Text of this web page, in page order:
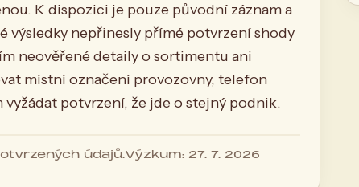
K dispozici je pouze původní záznam a
výsledky nepřinesly přímé potvrzení shody
neověřené detaily o sortimentu ani
místní označení provozovny, telefon
potvrzení, že jde o stejný podnik.
údajů.Výzkum: 27. 7. 2026